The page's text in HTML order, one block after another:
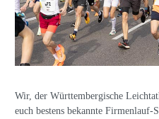
Wir, der Württembergische
euch bestens bekannte